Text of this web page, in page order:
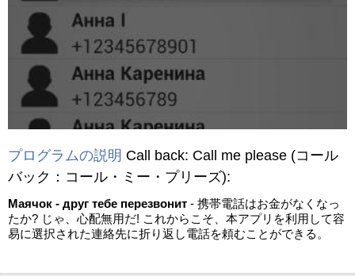
プログラムの説明 Call back: Call me please (コール
バック：コール・ミー・プリーズ):
Маячок - друг тебе перезвонит - 携帯電話はお金がなくなっ
たか? じゃ、心配無用だ! これからこそ、本アプリを利用して容
易に選択された連絡先に折り返し電話を頼むことができる。